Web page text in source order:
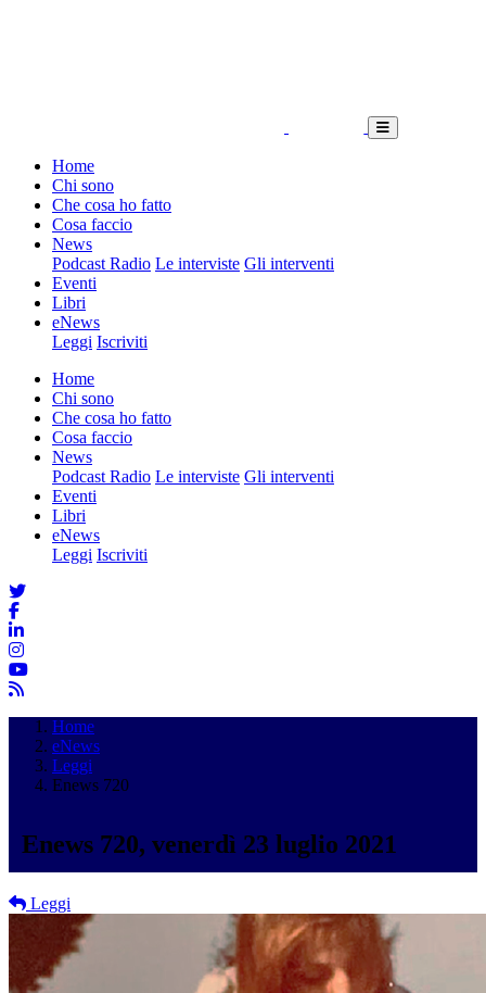
Home
Chi sono
Che cosa ho fatto
Cosa faccio
News
Podcast Radio Le interviste Gli interventi
Eventi
Libri
eNews
Leggi Iscriviti
Home
Chi sono
Che cosa ho fatto
Cosa faccio
News
Podcast Radio Le interviste Gli interventi
Eventi
Libri
eNews
Leggi Iscriviti
Home
eNews
Leggi
Enews 720
Enews 720, venerdì 23 luglio 2021
Leggi